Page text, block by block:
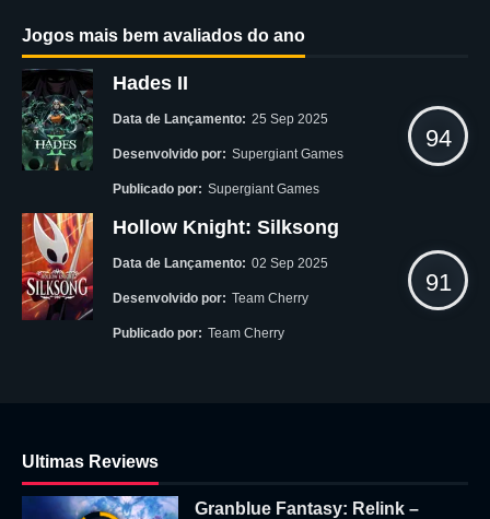
Jogos mais bem avaliados do ano
Hades II
Data de Lançamento: 25 Sep 2025
Desenvolvido por: Supergiant Games
Publicado por: Supergiant Games
94
Hollow Knight: Silksong
Data de Lançamento: 02 Sep 2025
Desenvolvido por: Team Cherry
Publicado por: Team Cherry
91
Ultimas Reviews
Granblue Fantasy: Relink –